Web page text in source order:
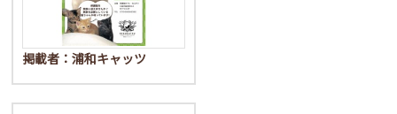
掲載者：浦和キャッツ